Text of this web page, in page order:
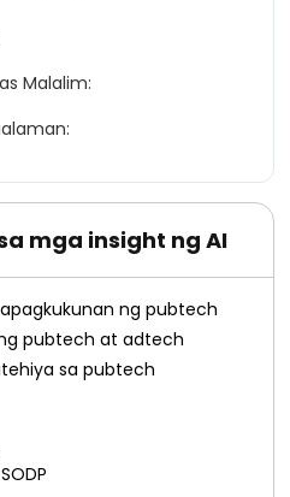
Malalim:
mga insight ng AI
ng pubtech
pubtech at adtech
sa pubtech